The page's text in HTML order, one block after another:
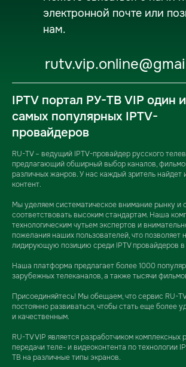
можете связаться с нами
электронной почте или
IPTV портал РУ-ТВ VIP один из
самых популярных IPTV-
RU-TV – ведущий IPTV-провайдер русского
предлагающий обширный выбор каналов,
различных жанров. У нас каждый зритель найдет
Мы уделяем систематическое внимание рынку и
соответствовать высоким стандартам. Наша
технологическим чутьем экспертов и
пожелания наших пользователей, что позволяет
Наша платформа предлагает более 1000
Присоединяйтесь! Мы обещаем, что сервис RU-
постоянно развиваться, чтобы стать еще более
RU-TV VIP является разработчиком комплексных
передачи теле- и видеоконтента по технологии